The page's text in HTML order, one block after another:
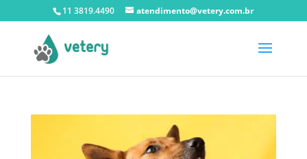
11 3819.4490 atendimento@vetery.com.br